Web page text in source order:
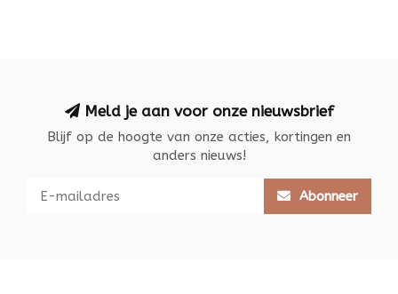
Meld je aan voor onze nieuwsbrief
Blijf op de hoogte van onze acties, kortingen en
anders nieuws!
Abonneer